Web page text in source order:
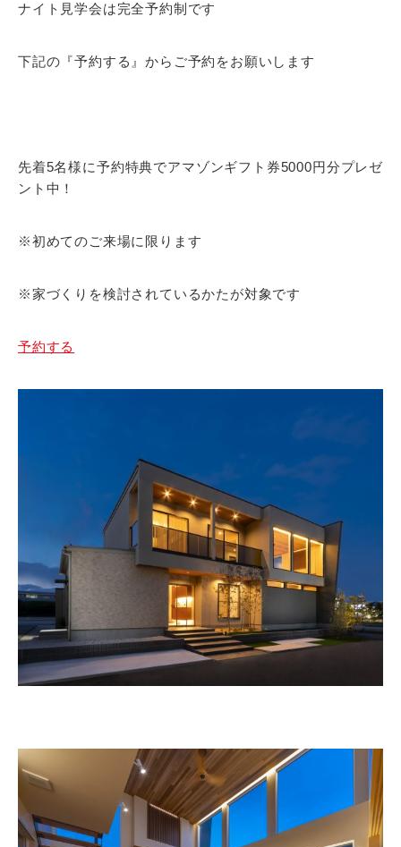
ナイト見学会は完全予約制です
下記の『予約する』からご予約をお願いします
先着5名様に予約特典でアマゾンギフト券5000円分プレゼ
ント中！
※初めてのご来場に限ります
※家づくりを検討されているかたが対象です
予約する